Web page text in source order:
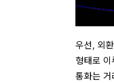
우선, 외
형태로
통화는